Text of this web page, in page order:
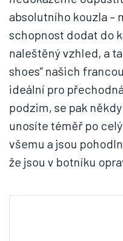
absolutního kouzla –
schopnost dodat do
naleštěný vzhled, a
shoes“ našich
ideální pro
podzim, se pak
unosíte téměř po
všemu a jsou
že jsou v botníku